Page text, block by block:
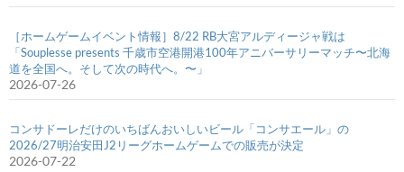
［ホームゲームイベント情報］8/22 RB大宮アルディージャ戦は
「Souplesse presents 千歳市空港開港100年アニバーサリーマッチ〜北海
道を全国へ。そして次の時代へ。〜」
2026-07-26
コンサドーレだけのいちばんおいしいビール「コンサエール」の
2026/27明治安田J2リーグホームゲームでの販売が決定
2026-07-22